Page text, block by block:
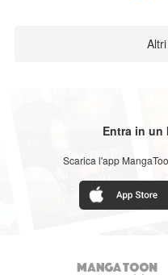
Entra in un
Scarica l'app
